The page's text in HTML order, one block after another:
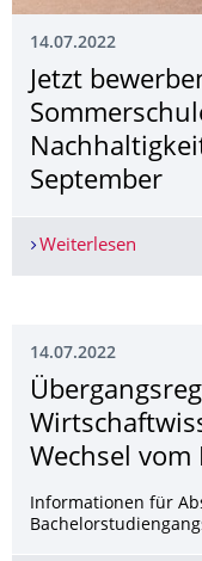
14.07.2022
Jetzt
September
Weiterlesen
14.07.2022
Wechsel
Informationen für